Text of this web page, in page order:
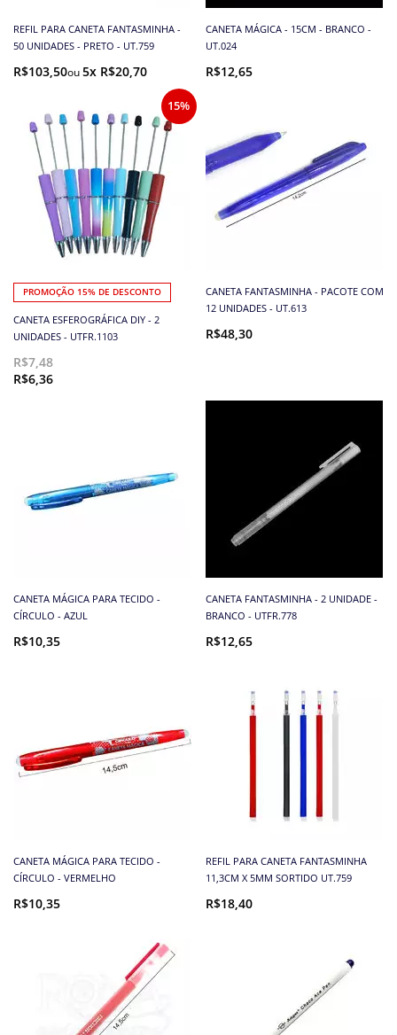
REFIL PARA CANETA FANTASMINHA -
50 UNIDADES - PRETO - UT.759
R$103,50 5x R$20,70
CANETA MÁGICA - 15CM - BRANCO -
UT.024
R$12,65
PROMOÇÃO 15% DE DESCONTO
CANETA ESFEROGRÁFICA DIY - 2
UNIDADES - UTFR.1103
R$7,48
R$6,36
15%
CANETA FANTASMINHA - PACOTE COM
12 UNIDADES - UT.613
R$48,30
CANETA MÁGICA PARA TECIDO -
CÍRCULO - AZUL
R$10,35
CANETA FANTASMINHA - 2 UNIDADE -
BRANCO - UTFR.778
R$12,65
CANETA MÁGICA PARA TECIDO -
CÍRCULO - VERMELHO
R$10,35
REFIL PARA CANETA FANTASMINHA
11,3CM X 5MM SORTIDO UT.759
R$18,40